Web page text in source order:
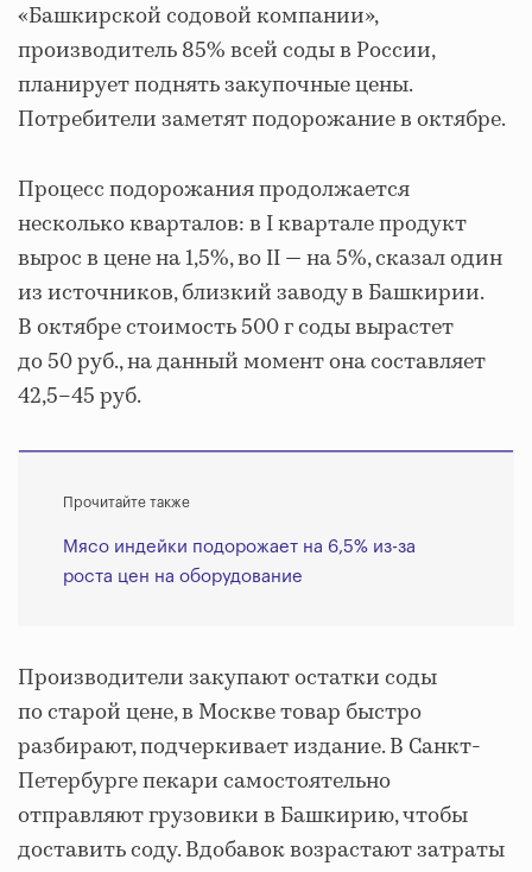
«Башкирской содовой компании»,
производитель 85% всей соды в России,
планирует поднять закупочные цены.
Потребители заметят подорожание в октябре.
Процесс подорожания продолжается
несколько кварталов: в I квартале продукт
вырос в цене на 1,5%, во II — на 5%, сказал один
из источников, близкий заводу в Башкирии.
В октябре стоимость 500 г соды вырастет
до 50 руб., на данный момент она составляет
42,5–45 руб.
Прочитайте также
Мясо индейки подорожает на 6,5% из-за
роста цен на оборудование
Производители закупают остатки соды
по старой цене, в Москве товар быстро
разбирают, подчеркивает издание. В Санкт-
Петербурге пекари самостоятельно
отправляют грузовики в Башкирию, чтобы
доставить соду. Вдобавок возрастают затраты